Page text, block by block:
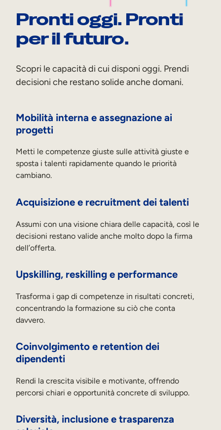
Pronti oggi. Pronti
per il futuro.
Scopri le capacità di cui disponi oggi. Prendi
decisioni che restano solide anche domani.
Mobilità interna e assegnazione ai
progetti
Metti le competenze giuste sulle attività giuste e
sposta i talenti rapidamente quando le priorità
cambiano.
Acquisizione e recruitment dei talenti
Assumi con una visione chiara delle capacità, così le
decisioni restano valide anche molto dopo la firma
dell’offerta.
Upskilling, reskilling e performance
Trasforma i gap di competenze in risultati concreti,
concentrando la formazione su ciò che conta
davvero.
Coinvolgimento e retention dei
dipendenti
Rendi la crescita visibile e motivante, offrendo
percorsi chiari e opportunità concrete di sviluppo.
Diversità, inclusione e trasparenza